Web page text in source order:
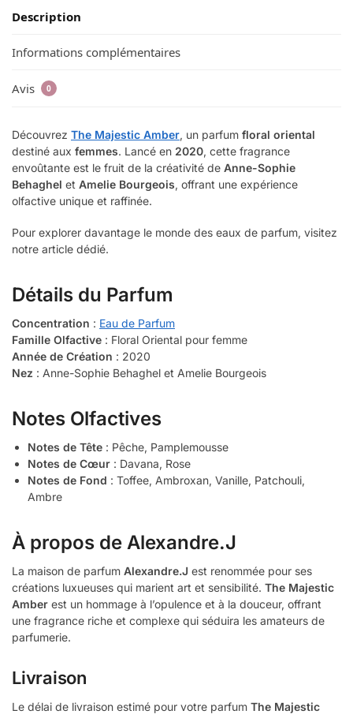
Description
Informations complémentaires
Avis 0
Découvrez The Majestic Amber, un parfum floral oriental
destiné aux femmes. Lancé en 2020, cette fragrance
envoûtante est le fruit de la créativité de Anne-Sophie
Behaghel et Amelie Bourgeois, offrant une expérience
olfactive unique et raffinée.
Pour explorer davantage le monde des eaux de parfum, visitez
notre article dédié.
Détails du Parfum
Concentration : Eau de Parfum
Famille Olfactive : Floral Oriental pour femme
Année de Création : 2020
Nez : Anne-Sophie Behaghel et Amelie Bourgeois
Notes Olfactives
Notes de Tête : Pêche, Pamplemousse
Notes de Cœur : Davana, Rose
Notes de Fond : Toffee, Ambroxan, Vanille, Patchouli,
Ambre
À propos de Alexandre.J
La maison de parfum Alexandre.J est renommée pour ses
créations luxueuses qui marient art et sensibilité. The Majestic
Amber est un hommage à l’opulence et à la douceur, offrant
une fragrance riche et complexe qui séduira les amateurs de
parfumerie.
Livraison
Le délai de livraison estimé pour votre parfum The Majestic